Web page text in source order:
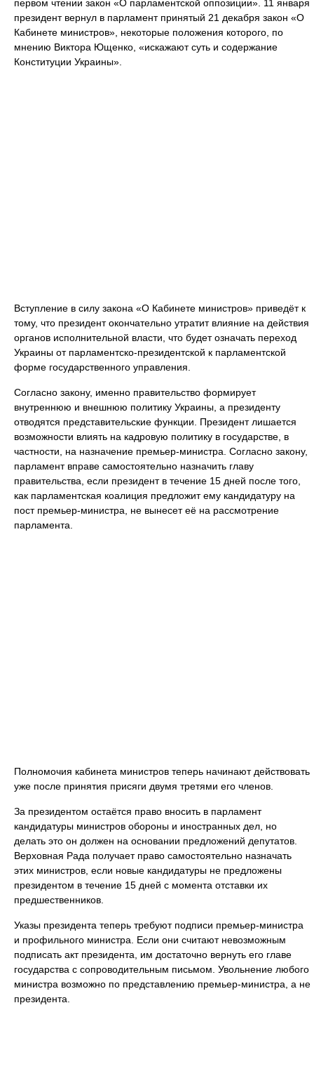
первом чтении закон «О парламентской оппозиции». 11 января
президент вернул в парламент принятый 21 декабря закон «О
Кабинете министров», некоторые положения которого, по
мнению Виктора Ющенко, «искажают суть и содержание
Конституции Украины».
Вступление в силу закона «О Кабинете министров» приведёт к
тому, что президент окончательно утратит влияние на действия
органов исполнительной власти, что будет означать переход
Украины от парламентско-президентской к парламентской
форме государственного управления.
Согласно закону, именно правительство формирует
внутреннюю и внешнюю политику Украины, а президенту
отводятся представительские функции. Президент лишается
возможности влиять на кадровую политику в государстве, в
частности, на назначение премьер-министра. Согласно закону,
парламент вправе самостоятельно назначить главу
правительства, если президент в течение 15 дней после того,
как парламентская коалиция предложит ему кандидатуру на
пост премьер-министра, не вынесет её на рассмотрение
парламента.
Полномочия кабинета министров теперь начинают действовать
уже после принятия присяги двумя третями его членов.
За президентом остаётся право вносить в парламент
кандидатуры министров обороны и иностранных дел, но
делать это он должен на основании предложений депутатов.
Верховная Рада получает право самостоятельно назначать
этих министров, если новые кандидатуры не предложены
президентом в течение 15 дней с момента отставки их
предшественников.
Указы президента теперь требуют подписи премьер-министра
и профильного министра. Если они считают невозможным
подписать акт президента, им достаточно вернуть его главе
государства с сопроводительным письмом. Увольнение любого
министра возможно по представлению премьер-министра, а не
президента.